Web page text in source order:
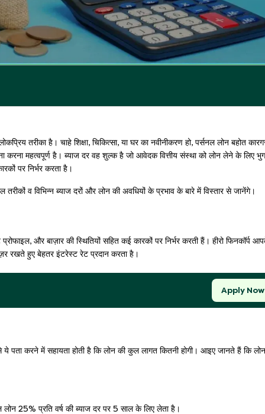
तरीका है। चाहे शिक्षा, चिकित्सा, या घर का नवीनीकरण हो, पर्सनल लोन बहोत
करना महत्वपूर्ण है। ब्याज दर वह शुल्क है जो आवेदक वित्तीय संस्था को लोन लेने के लिए
पर निर्भर करता है।
व विभिन्न ब्याज दरों और लोन की अवधियों के प्रभाव के बारे में विस्तार से जानेंगे।
और बाज़ार की स्थितियों सहित कई कारकों पर निर्भर करती हैं। हीरो फिनकॉर्प
रखते हुए बेहतर इंटरेस्ट रेट प्रदान करता है।
Apply Now
पता करने में सहायता होती है कि लोन की कुल लागत कितनी होगी। आइए जानते हैं कि
लोन 25% प्रति वर्ष की ब्याज दर पर 5 साल के लिए लेता है।